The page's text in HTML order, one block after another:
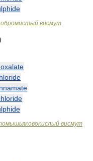
висмут
висмут